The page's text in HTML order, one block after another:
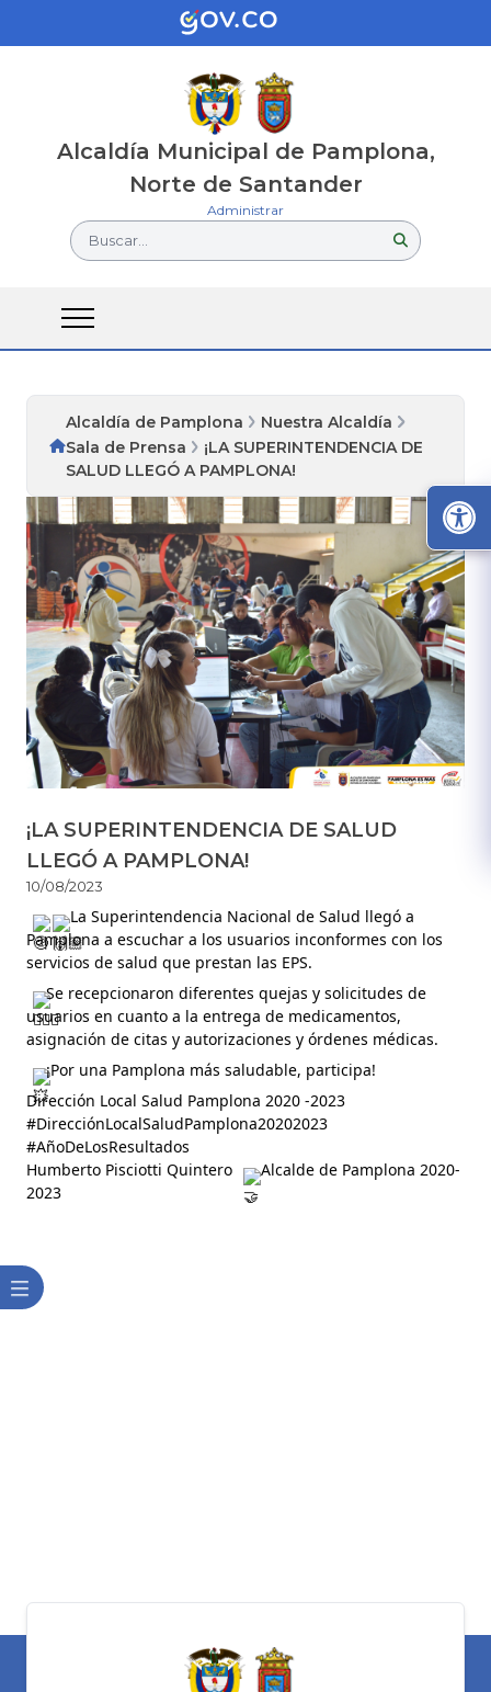
Alcaldía Municipal de Pamplona,
Norte de Santander
Administrar
Buscar...
Alcaldía de Pamplona
Nuestra Alcaldía
Sala de Prensa
¡LA SUPERINTENDENCIA DE
SALUD LLEGÓ A PAMPLONA!
¡LA SUPERINTENDENCIA DE SALUD
LLEGÓ A PAMPLONA!
10/08/2023
La Superintendencia Nacional de Salud llegó a
Pamplona a escuchar a los usuarios inconformes con los
servicios de salud que prestan las EPS.
Se recepcionaron diferentes quejas y solicitudes de
usuarios en cuanto a la entrega de medicamentos,
asignación de citas y autorizaciones y órdenes médicas.
¡Por una Pamplona más saludable, participa!
Dirección Local Salud Pamplona 2020 -2023
#DirecciónLocalSaludPamplona20202023
#AñoDeLosResultados
Humberto Pisciotti Quintero
Alcalde de Pamplona 2020-
2023